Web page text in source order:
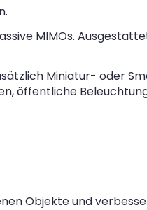
MIMOs.
Miniatur- oder
öffentliche
Objekte und